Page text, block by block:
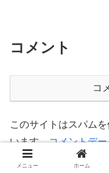
コメント
コ
このサイトはスパム
います。コメントデ
ください
メニュー ホーム